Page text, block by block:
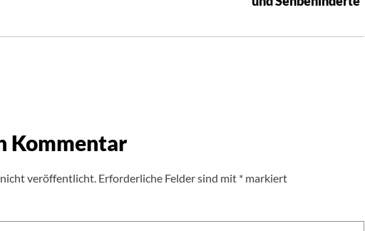
Kommentar
veröffentlicht. Erforderliche Felder sind mit * markiert